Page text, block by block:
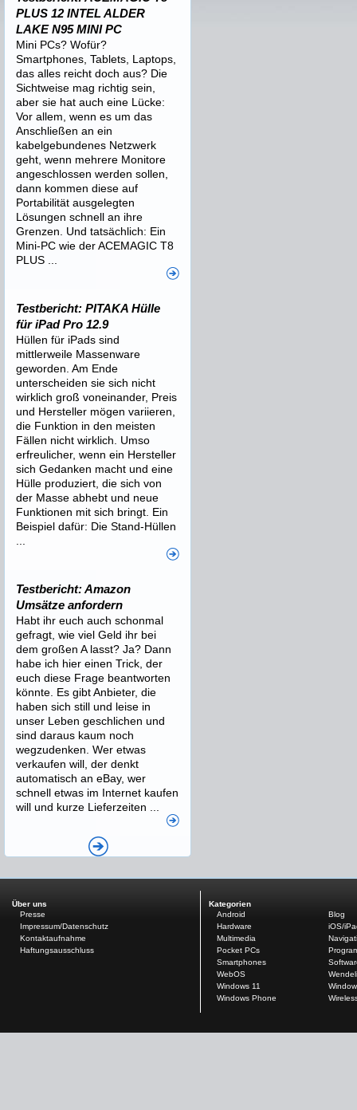
PLUS 12 INTEL ALDER
LAKE N95 MINI PC
Mini PCs? Wofür?
Smartphones, Tablets, Laptops,
das alles reicht doch aus? Die
Sichtweise mag richtig sein,
aber sie hat auch eine Lücke:
Vor allem, wenn es um das
Anschließen an ein
kabelgebundenes Netzwerk
geht, wenn mehrere Monitore
angeschlossen werden sollen,
dann kommen diese auf
Portabilität ausgelegten
Lösungen schnell an ihre
Grenzen. Und tatsächlich: Ein
Mini-PC wie der ACEMAGIC T8
PLUS ...
Testbericht: PITAKA Hülle
für iPad Pro 12.9
Hüllen für iPads sind
mittlerweile Massenware
geworden. Am Ende
unterscheiden sie sich nicht
wirklich groß voneinander, Preis
und Hersteller mögen variieren,
die Funktion in den meisten
Fällen nicht wirklich. Umso
erfreulicher, wenn ein Hersteller
sich Gedanken macht und eine
Hülle produziert, die sich von
der Masse abhebt und neue
Funktionen mit sich bringt. Ein
Beispiel dafür: Die Stand-Hüllen
Testbericht: Amazon
Umsätze anfordern
Habt ihr euch auch schonmal
gefragt, wie viel Geld ihr bei
dem großen A lasst? Ja? Dann
habe ich hier einen Trick, der
euch diese Frage beantworten
könnte. Es gibt Anbieter, die
haben sich still und leise in
unser Leben geschlichen und
sind daraus kaum noch
wegzudenken. Wer etwas
verkaufen will, der denkt
automatisch an eBay, wer
schnell etwas im Internet kaufen
will und kurze Lieferzeiten ...
Über uns
Presse
Impressum/Datenschutz
Kontaktaufnahme
Haftungsausschluss
Kategorien
Android
Blog
Hardware
iOS/
Multimedia
Pocket PCs
Smartphones
WebOS
Windows 11
Windows Phone